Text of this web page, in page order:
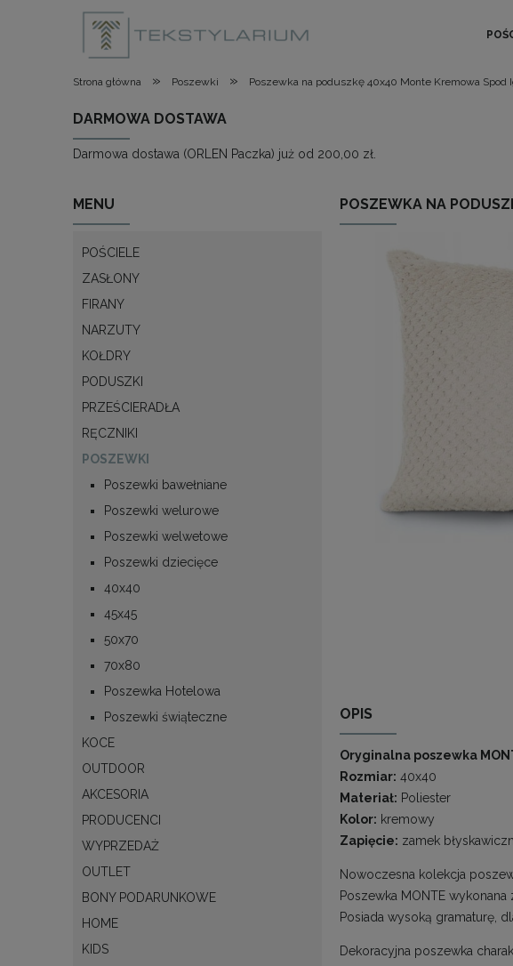
Strona główna » Poszewki » Poszewka na poduszkę 40x40 Monte Kremowa Spod
DARMOWA DOSTAWA
Darmowa dostawa (ORLEN Paczka) już od 200,00 zł.
MENU
POŚCIELE
ZASŁONY
FIRANY
NARZUTY
KOŁDRY
PODUSZKI
PRZEŚCIERADŁA
RĘCZNIKI
POSZEWKI
Poszewki bawełniane
Poszewki welurowe
Poszewki welwetowe
Poszewki dziecięce
40x40
45x45
50x70
70x80
Poszewka Hotelowa
Poszewki świąteczne
KOCE
OUTDOOR
AKCESORIA
PRODUCENCI
WYPRZEDAŻ
OUTLET
BONY PODARUNKOWE
HOME
KIDS
POSZEWKA NA
OPIS
Oryginalna poszewka
Rozmiar: 40x40
Materiał: Poliester
Kolor: kremowy
Zapięcie: zamek
Nowoczesna kolekcja
Poszewka MONTE
Posiada wysoką gramaturę,
Dekoracyjna poszewka